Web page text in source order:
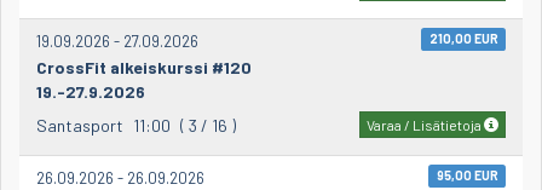
CrossFit alkeiskurssi #120
19.-27.9.2026
Santasport
19.09.2026 - 27.09.2026
11:00 ( 3 / 16 )
210,00 EUR
Varaa / Lisätietoja
26.09.2026 - 26.09.2026 95,00 EUR